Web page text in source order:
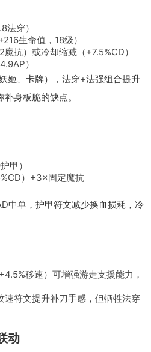
法穿）
生命值，18级）
魔抗）或冷却缩减（+7.5%CD）
）
姬、卡牌），法穿+法强组合提升
身板脆的缺点。
甲）
）+3×固定魔抗
中单，护甲符文减少换血损耗，冷
移速）可增强游走支援能力，
速符文提升补刀手感，但牺牲法穿
动